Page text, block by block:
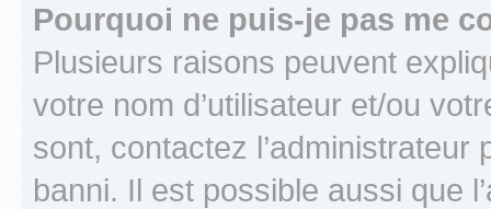
Pourquoi ne puis-je pas me
Plusieurs raisons peuvent
votre nom d’utilisateur et/ou
sont, contactez l’administrateur
banni. Il est possible aussi que